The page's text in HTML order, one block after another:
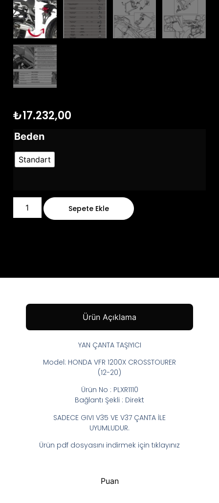
₺17.232,00
Beden
Standart
Sepete Ekle
Ürün Açıklama
Puan
YAN ÇANTA TAŞIYICI
Model: HONDA VFR 1200X CROSSTOURER
(12-20)
Ürün No : PLXR1110
Bağlantı Şekli : Direkt
SADECE GIVI V35 VE V37 ÇANTA İLE
UYUMLUDUR.
Ürün pdf dosyasını indirmek için tıklayınız